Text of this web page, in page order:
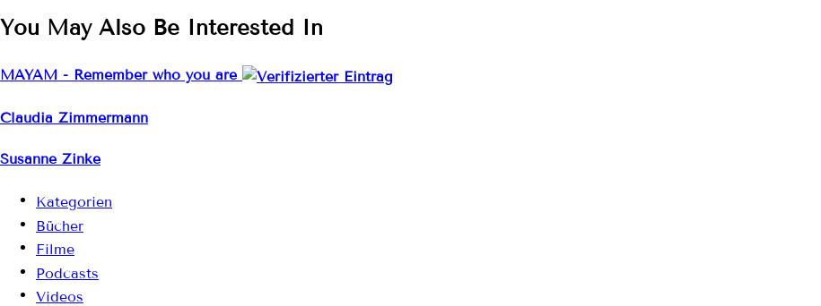
You May Also Be Interested In
MAYAM - Remember who you are
Claudia Zimmermann
Susanne Zinke
Kategorien
Bücher
Filme
Podcasts
Videos